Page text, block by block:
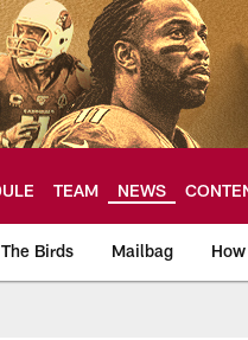
TEAM NEWS
Birds Mailbag